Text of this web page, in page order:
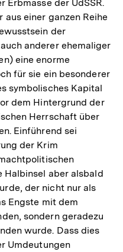
Erbmasse der UdSSR.
einer ganzen Reihe
der
anderer ehemaliger
eine enorme
für sie ein besonderer
symbolisches Kapital
dem Hintergrund der
Herrschaft über
Einführend sei
der Krim
Halbinsel aber alsbald
der nicht nur als
Engste mit dem
sondern geradezu
wurde. Dass dies
Umdeutungen